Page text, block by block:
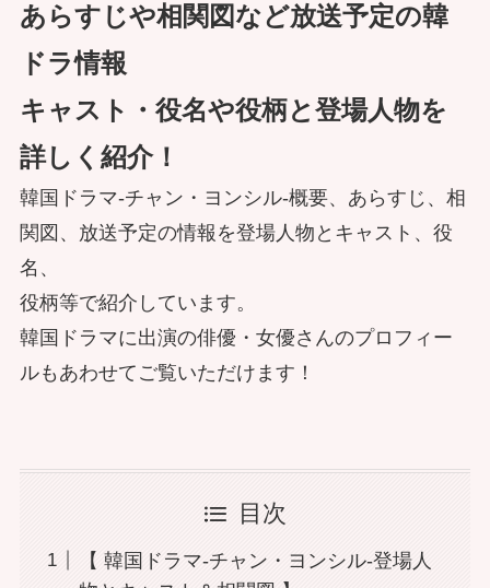
あらすじや相関図など放送予定の韓
ドラ情報
キャスト・役名や役柄と登場人物を
詳しく紹介！
韓国ドラマ-チャン・ヨンシル-概要、あらすじ、相
関図、放送予定の情報を登場人物とキャスト、役
名、
役柄等で紹介しています。
韓国ドラマに出演の俳優・女優さんのプロフィー
ルもあわせてご覧いただけます！
目次
【 韓国ドラマ-チャン・ヨンシル-登場人